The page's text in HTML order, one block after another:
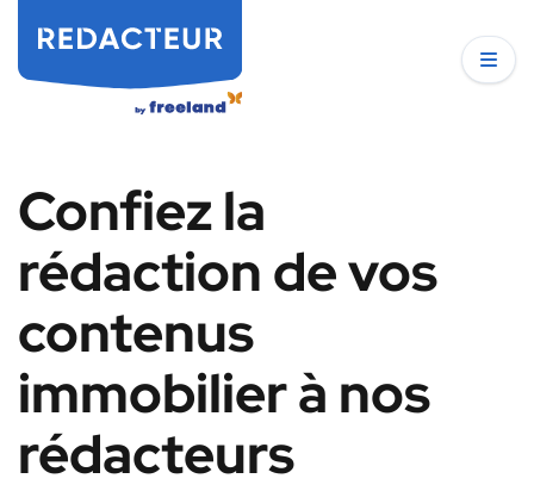
Confiez la
rédaction de vos
contenus
immobilier à nos
rédacteurs